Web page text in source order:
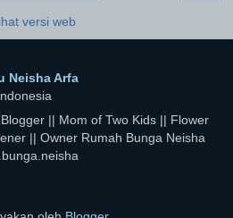
versi web
Neisha Arfa
|| Mom of Two Kids || Flower
|| Owner Rumah Bunga Neisha